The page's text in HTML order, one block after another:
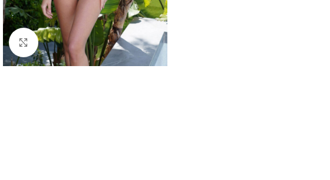
Κλικ για μεγέθυνση